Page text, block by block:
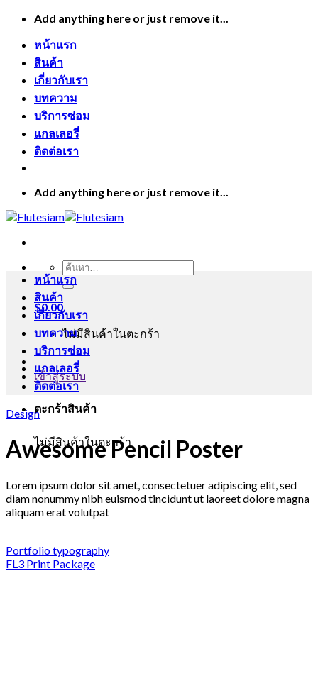
Skip
content
Add anything here or just remove it...
หน้าแรก
สินค้า
เกี่ยวกับเรา
บทความ
บริการซ่อม
แกลเลอรี่
ติดต่อเรา
Add anything here or just remove it...
ค้นหา:
$0.00
ไม่มีสินค้าในตะกร้า
เข้าสู่ระบบ
ตะกร้าสินค้า
ไม่มีสินค้าในตะกร้า
หน้าแรก
สินค้า
เกี่ยวกับเรา
บทความ
บริการซ่อม
แกลเลอรี่
ติดต่อเรา
Design
Awesome Pencil Poster
Lorem ipsum dolor sit amet, consectetuer adipiscing elit, sed
diam nonummy nibh euismod tincidunt ut laoreet dolore magna
aliquam erat volutpat
Portfolio typography
FL3 Print Package